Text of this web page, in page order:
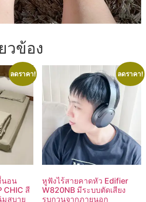
วข้อง
ลดราคา!
นอน
CHIC สี
สบาย
ลดราคา!
หูฟังไร้สายคาดหัว Edifier
W820NB มีระบบตัดเสียง
รบกวนจากภายนอก